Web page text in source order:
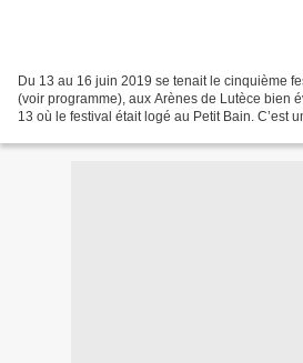
Du 13 au 16 juin 2019 se tenait le cinquième
(voir programme), aux Arènes de Lutèce bien
13 où le festival était logé au Petit Bain. C’est